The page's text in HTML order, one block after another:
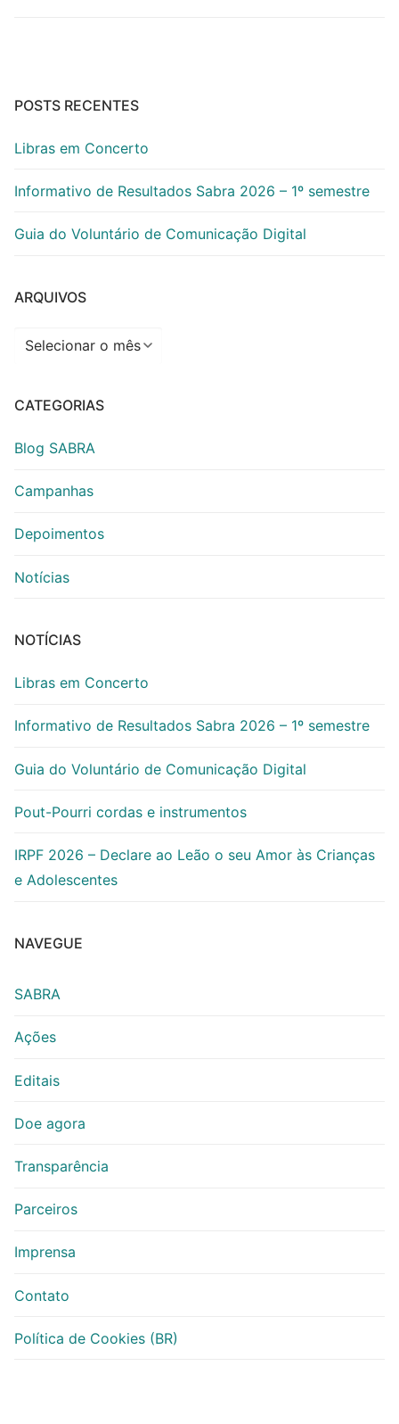
POSTS RECENTES
Libras em Concerto
Informativo de Resultados Sabra 2026 – 1º semestre
Guia do Voluntário de Comunicação Digital
ARQUIVOS
Arquivos
CATEGORIAS
Blog SABRA
Campanhas
Depoimentos
Notícias
NOTÍCIAS
Libras em Concerto
Informativo de Resultados Sabra 2026 – 1º semestre
Guia do Voluntário de Comunicação Digital
Pout-Pourri cordas e instrumentos
IRPF 2026 – Declare ao Leão o seu Amor às Crianças
e Adolescentes
NAVEGUE
SABRA
Ações
Editais
Doe agora
Transparência
Parceiros
Imprensa
Contato
Política de Cookies (BR)